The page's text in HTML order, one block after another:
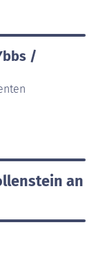
/
an